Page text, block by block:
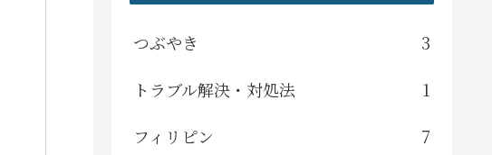
つぶやき
3
トラブル解決・対処法
1
フィリピン
7